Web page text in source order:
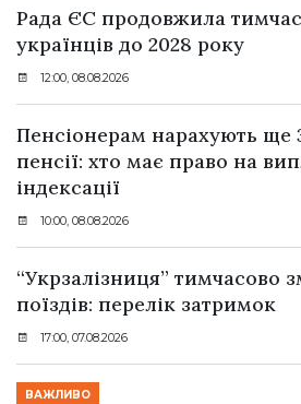
Рада ЄС продовжила
українців до 2028 року
12:00, 08.08.2026
Пенсіонерам нарахують ще
пенсії: хто має право на
індексації
10:00, 08.08.2026
“Укрзалізниця” тимчасово
поїздів: перелік затримок
17:00, 07.08.2026
ВАЖЛИВО